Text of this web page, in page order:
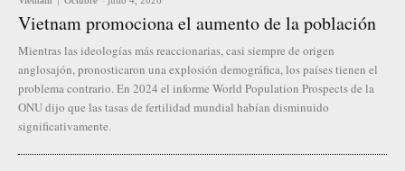
Vietnam promociona el aumento de la población
Mientras las ideologías más reaccionarias, casi siempre de origen
anglosajón, pronosticaron una explosión demográfica, los países tienen el
problema contrario. En 2024 el informe World Population Prospects de la
ONU dijo que las tasas de fertilidad mundial habían disminuido
significativamente.